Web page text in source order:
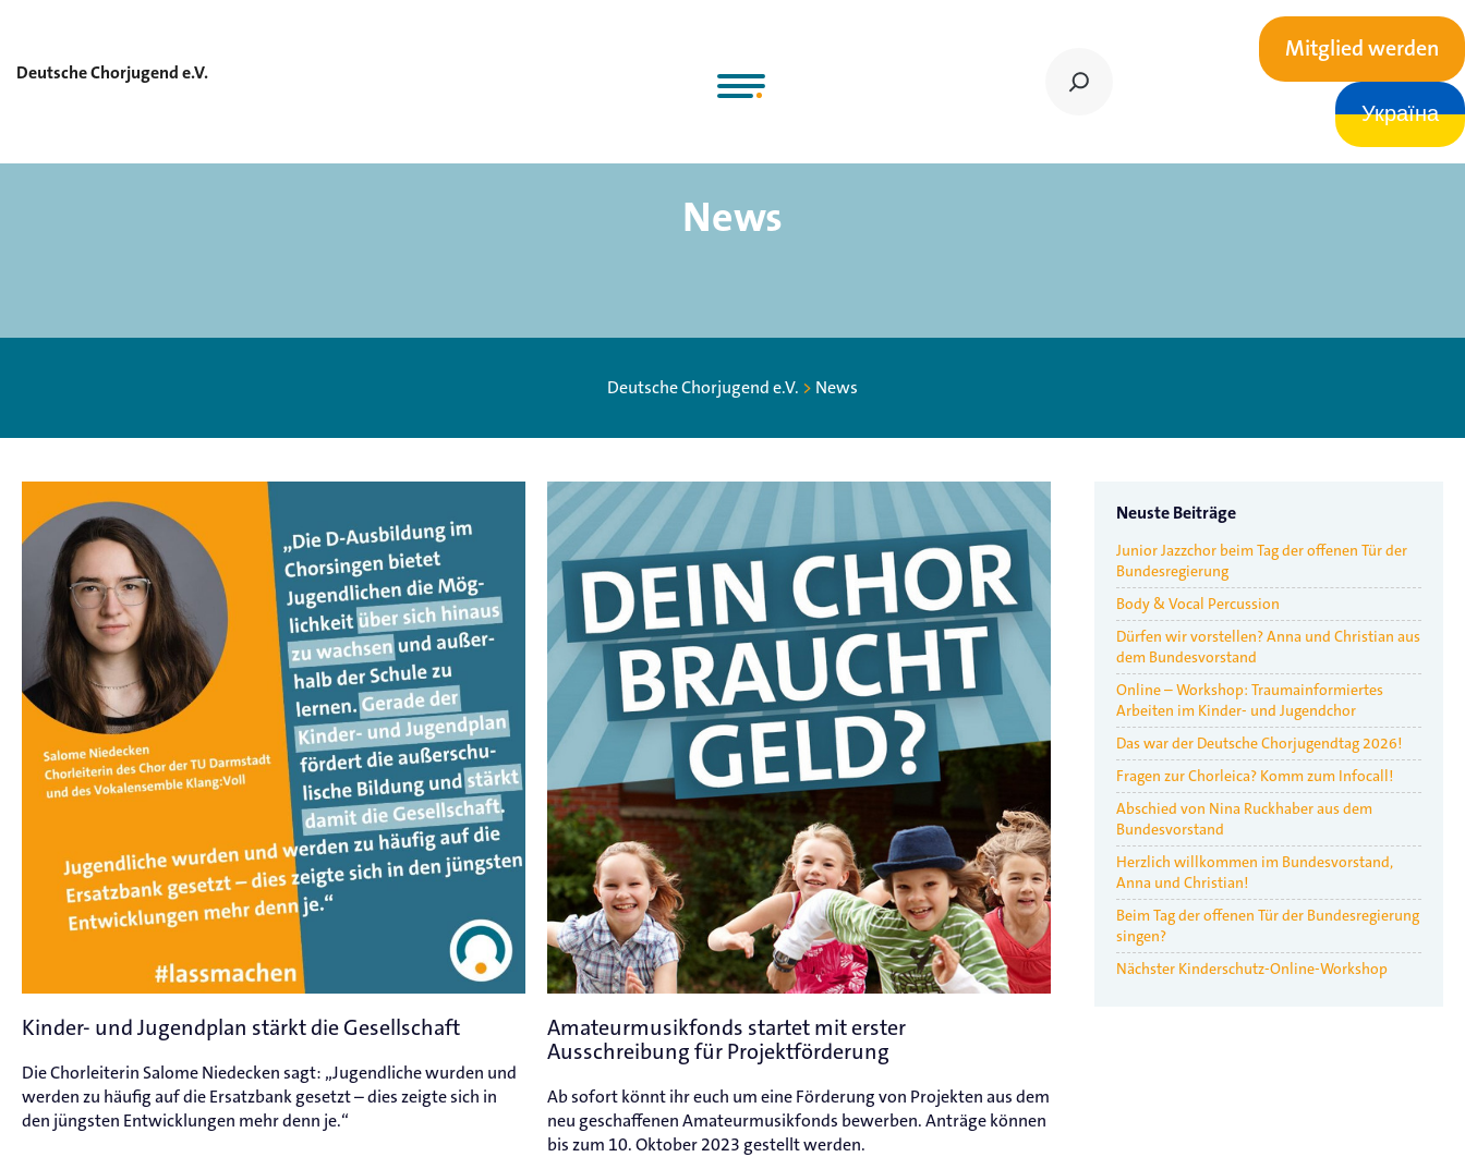
Deutsche Chorjugend e.V.
Mitglied werden
Україна
News
Deutsche Chorjugend e.V. > News
Kinder- und Jugendplan stärkt die Gesellschaft
Die Chorleiterin Salome Niedecken sagt: „Jugendliche wurden und
werden zu häufig auf die Ersatzbank gesetzt – dies zeigte sich in
den jüngsten Entwicklungen mehr denn je.“
Amateurmusikfonds startet mit erster
Ausschreibung für Projektförderung
Ab sofort könnt ihr euch um eine Förderung von Projekten aus dem
neu geschaffenen Amateurmusikfonds bewerben. Anträge können
bis zum 10. Oktober 2023 gestellt werden.
Neuste Beiträge
Junior Jazzchor beim Tag der offenen Tür der
Bundesregierung
Body & Vocal Percussion
Dürfen wir vorstellen? Anna und Christian aus
dem Bundesvorstand
Online – Workshop: Traumainformiertes
Arbeiten im Kinder- und Jugendchor
Das war der Deutsche Chorjugendtag 2026!
Fragen zur Chorleica? Komm zum Infocall!
Abschied von Nina Ruckhaber aus dem
Bundesvorstand
Herzlich willkommen im Bundesvorstand,
Anna und Christian!
Beim Tag der offenen Tür der Bundesregierung
singen?
Nächster Kinderschutz-Online-Workshop